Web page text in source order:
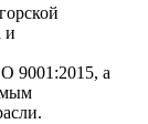
и
9001:2015, а